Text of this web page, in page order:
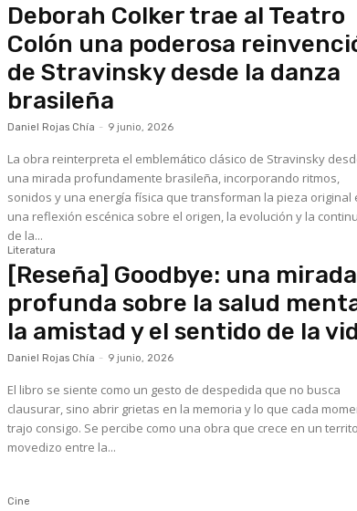
Deborah Colker trae al Teatro
Colón una poderosa
de Stravinsky desde la danza
brasileña
Daniel Rojas Chía - 9 junio, 2026
La obra reinterpreta el emblemático clásico de Stravinsky
una mirada profundamente brasileña, incorporando ritmos,
sonidos y una energía física que transforman la pieza original
una reflexión escénica sobre el origen, la evolución y la
de la...
Literatura
[Reseña] Goodbye: una mirada
profunda sobre la salud
la amistad y el sentido de la
Daniel Rojas Chía - 9 junio, 2026
El libro se siente como un gesto de despedida que no busca
clausurar, sino abrir grietas en la memoria y lo que cada
trajo consigo. Se percibe como una obra que crece en un
movedizo entre la...
Cine